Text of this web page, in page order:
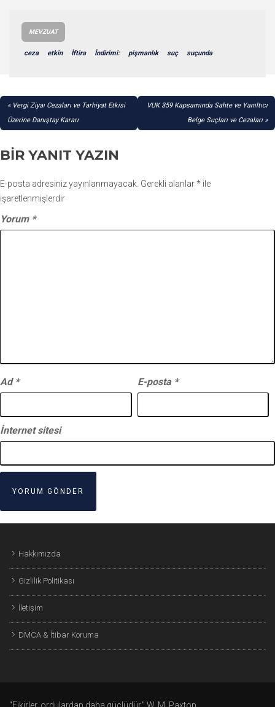
MEVZUAT
ceza etkin İftira İndirimi: pişmanlık suç suçunda
YAZI
GEZINMESI
Vergi Ziyaı Cezaları ve Tarhiyat Etkisi
Üzerine Danıştay Kararı
VUK 359 Kapsamında Sahte ve Yanıltıcı
Belge Suçları ve Cezaları
BIR YANIT YAZIN
E-posta adresiniz yayınlanmayacak. Gerekli alanlar* ile
işaretlenmişlerdir
Yorum *
Ad * E-posta *
İnternet sitesi
Hakkımızda
Gizlilik Politikası
İletişim
DMCA & İtibar Koruma